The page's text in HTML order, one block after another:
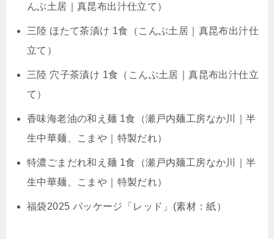
んぶ土居｜真昆布出汁仕立て）
三陸 ほたて茶漬け 1食（こんぶ土居｜真昆布出汁仕
立て）
三陸 穴子茶漬け 1食（こんぶ土居｜真昆布出汁仕立
て）
香味海老油の和え麺 1食（瀬戸内麺工房なか川｜半
生中華麺、こまや｜特製だれ）
特濃ごまだれ和え麺 1食（瀬戸内麺工房なか川｜半
生中華麺、こまや｜特製だれ）
福袋2025 パッケージ「レッド」(素材：紙）